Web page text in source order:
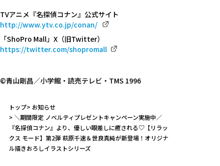
TVアニメ『名探偵コナン』公式サイト
http://www.ytv.co.jp/conan/
「ShoPro Mall」X（旧Twitter）
https://twitter.com/shopromall
©青山剛昌／小学館・読売テレビ・TMS 1996
トップ
お知らせ
＼期間限定 ノベルティプレゼントキャンペーン実施中／
『名探偵コナン』より、優しい眼差しに癒される♡【リラッ
クス モード】第2弾 萩原千速＆世良真純が新登場！オリジナ
ル描きおろしイラストシリーズ